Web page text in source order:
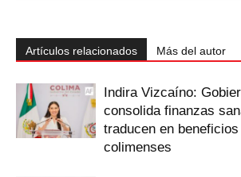
Artículos relacionados Más del autor
Indira Vizcaíno:
consolida finanzas
traducen en
colimenses